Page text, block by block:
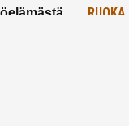
RUOKA